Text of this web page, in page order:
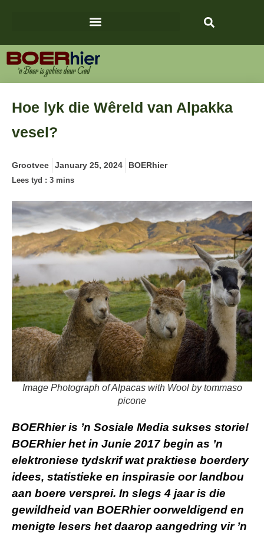
Hoe lyk die Wêreld van Alpakka
vesel?
Grootvee January 25, 2024 BOERhier
Lees tyd
Image Photograph of Alpacas with Wool by tommaso
picone
BOERhier is ’n Sosiale Media sukses storie!
BOERhier het in Junie 2017 begin as ’n
elektroniese tydskrif wat praktiese boerdery
idees, statistieke en inspirasie oor landbou
aan boere versprei. In slegs 4 jaar is die
gewildheid van BOERhier oorweldigend en
menigte lesers het daarop aangedring vir ’n